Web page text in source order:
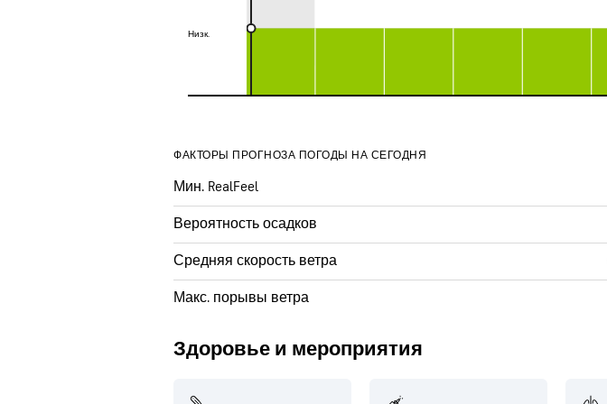
Низк.
Низк.
ФАКТОРЫ ПРОГНОЗА ПОГОДЫ НА СЕГОДНЯ
Мин. RealFeel
Вероятность осадков
Средняя скорость ветра
Макс. порывы ветра
Здоровье и мероприятия